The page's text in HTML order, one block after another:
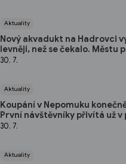
Aktuality
Nový akvadukt na Hadrovci
levněji, než se čekalo. Městu
krajská dotace
30. 7.
Aktuality
Koupání v Nepomuku
První návštěvníky přivítá už v
30. 7.
Aktuality